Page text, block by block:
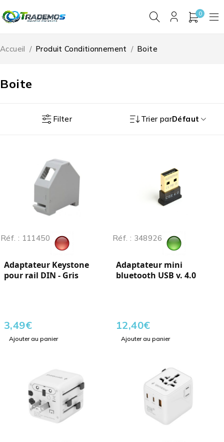
0
Boite
Accueil / Produit Conditionnement / Boite
Filter Trier parDéfaut
Réf. : 111450
Adaptateur Keystone
pour rail DIN - Gris
3,49€
Ajouter au panier
Réf. : 348926
Adaptateur mini
bluetooth USB v. 4.0
12,40€
Ajouter au panier